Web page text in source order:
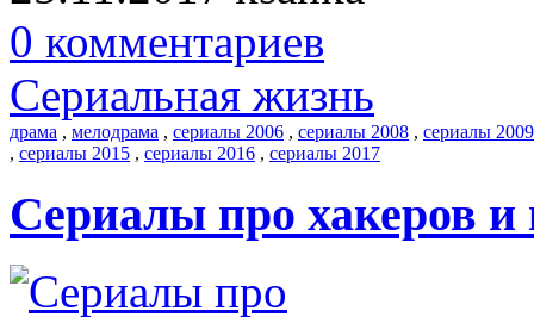
0 комментариев
Сериальная жизнь
драма , мелодрама , сериалы 2006 , сериалы 2008 , сериалы 2009
, сериалы 2015 , сериалы 2016 , сериалы 2017
Сериалы про хакеров и